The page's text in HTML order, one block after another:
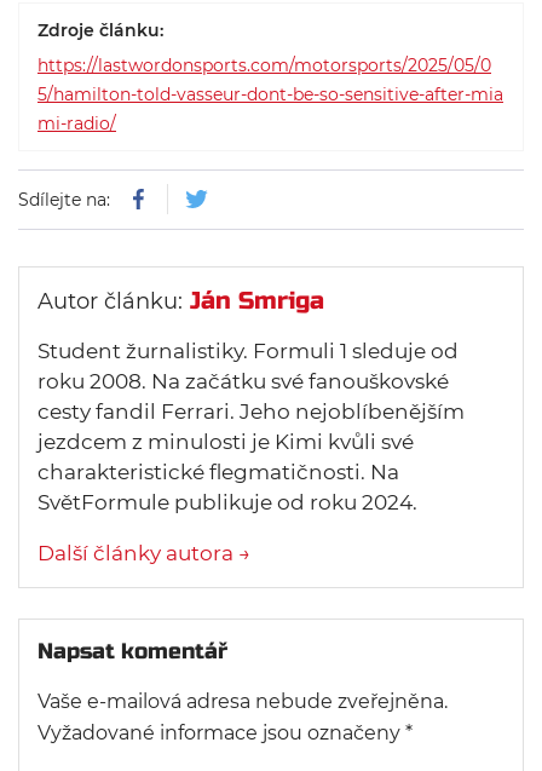
Zdroje článku:
https://lastwordonsports.com/motorsports/2025/05/0
5/hamilton-told-vasseur-dont-be-so-sensitive-after-mia
mi-radio/
Sdílejte na:
Autor článku: Ján Smriga
Student žurnalistiky. Formuli 1 sleduje od
roku 2008. Na začátku své fanouškovské
cesty fandil Ferrari. Jeho nejoblíbenějším
jezdcem z minulosti je Kimi kvůli své
charakteristické flegmatičnosti. Na
SvětFormule publikuje od roku 2024.
Další články autora →
Napsat komentář
Vaše e-mailová adresa nebude zveřejněna.
Vyžadované informace jsou označeny *